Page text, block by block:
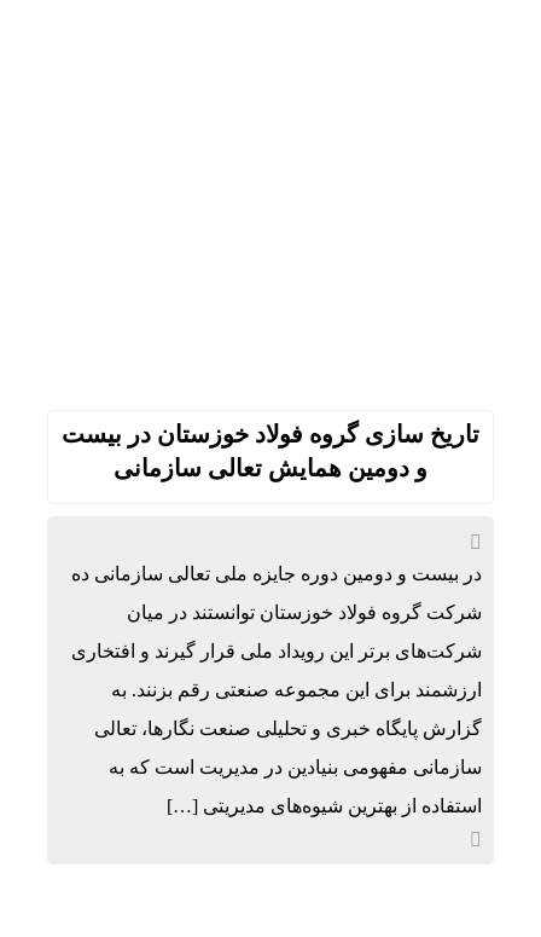
تاریخ سازی گروه فولاد خوزستان در بیست
و دومین همایش تعالی سازمانی
در بیست و دومین دوره جایزه ملی تعالی سازمانی ده
شرکت گروه فولاد خوزستان توانستند در میان
شرکت‌های برتر این رویداد ملی قرار گیرند و افتخاری
ارزشمند برای این مجموعه صنعتی رقم بزنند. به
گزارش پایگاه خبری و تحلیلی صنعت نگارها، تعالی
سازمانی مفهومی بنیادین در مدیریت است که به
استفاده از بهترین شیوه‌های مدیریتی […]